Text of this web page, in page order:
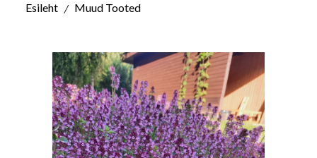
Esileht / Muud Tooted